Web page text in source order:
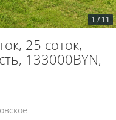
1 / 11
25 соток,
133000BYN,